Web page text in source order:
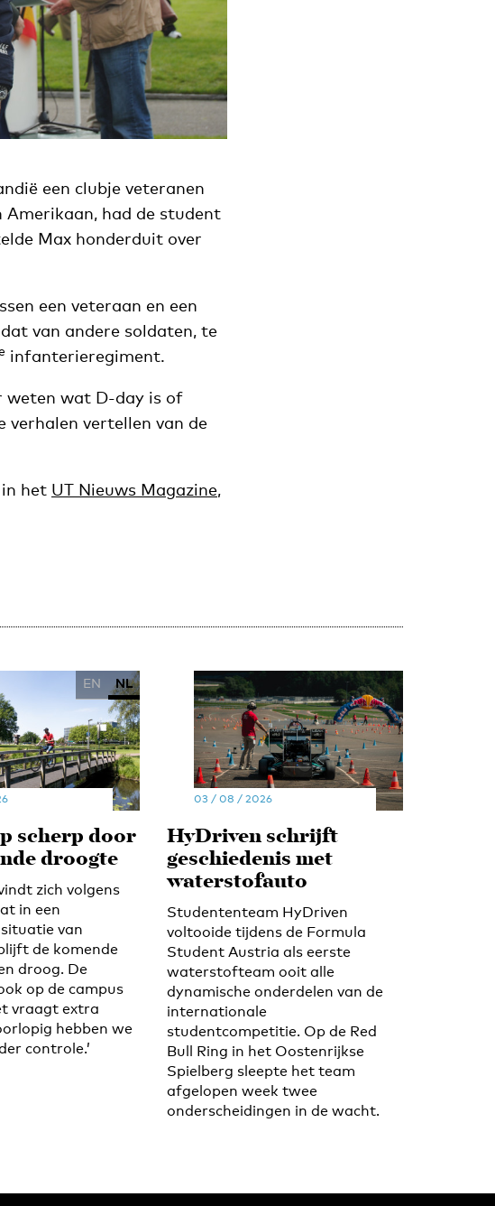
een clubje veteranen
had de student
Max honderduit over
een veteraan en een
van andere soldaten, te
infanterieregiment.
weten wat D-day is of
verhalen vertellen van de
het UT Nieuws Magazine,
EN NL
scherp door
droogte
zich volgens
in een
van
de komende
droog. De
op de campus
vraagt extra
hebben we
controle.’
03 / 08 / 2026
HyDriven schrijft
geschiedenis met
waterstofauto
Studententeam HyDriven
voltooide tijdens de Formula
Student Austria als eerste
waterstofteam ooit alle
dynamische onderdelen van de
internationale
studentcompetitie. Op de Red
Bull Ring in het Oostenrijkse
Spielberg sleepte het team
afgelopen week twee
onderscheidingen in de wacht.